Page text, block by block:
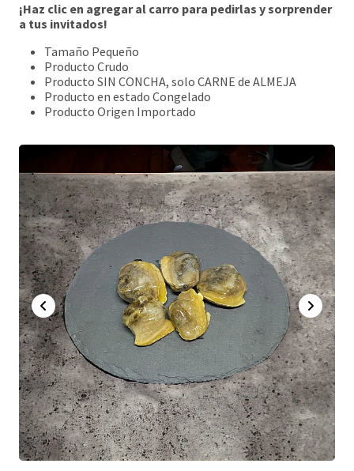
¡Haz clic en agregar al carro para pedirlas y sorprender
a tus invitados!
Tamaño Pequeño
Producto Crudo
Producto SIN CONCHA, solo CARNE de ALMEJA
Producto en estado Congelado
Producto Origen Importado